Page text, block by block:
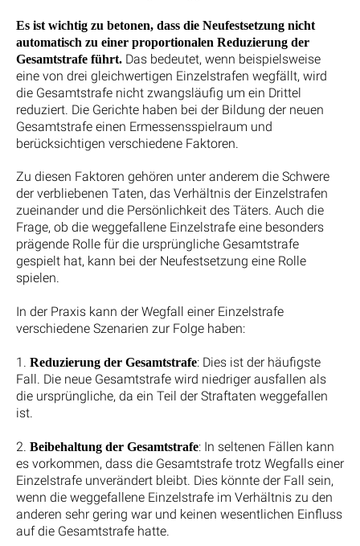
Es ist wichtig zu betonen, dass die Neufestsetzung nicht
automatisch zu einer proportionalen Reduzierung der
Gesamtstrafe führt. Das bedeutet, wenn beispielsweise
eine von drei gleichwertigen Einzelstrafen wegfällt, wird
die Gesamtstrafe nicht zwangsläufig um ein Drittel
reduziert. Die Gerichte haben bei der Bildung der neuen
Gesamtstrafe einen Ermessensspielraum und
berücksichtigen verschiedene Faktoren.
Zu diesen Faktoren gehören unter anderem die Schwere
der verbliebenen Taten, das Verhältnis der Einzelstrafen
zueinander und die Persönlichkeit des Täters. Auch die
Frage, ob die weggefallene Einzelstrafe eine besonders
prägende Rolle für die ursprüngliche Gesamtstrafe
gespielt hat, kann bei der Neufestsetzung eine Rolle
spielen.
In der Praxis kann der Wegfall einer Einzelstrafe
verschiedene Szenarien zur Folge haben:
1. Reduzierung der Gesamtstrafe: Dies ist der häufigste
Fall. Die neue Gesamtstrafe wird niedriger ausfallen als
die ursprüngliche, da ein Teil der Straftaten weggefallen
ist.
2. Beibehaltung der Gesamtstrafe: In seltenen Fällen kann
es vorkommen, dass die Gesamtstrafe trotz Wegfalls einer
Einzelstrafe unverändert bleibt. Dies könnte der Fall sein,
wenn die weggefallene Einzelstrafe im Verhältnis zu den
anderen sehr gering war und keinen wesentlichen Einfluss
auf die Gesamtstrafe hatte.